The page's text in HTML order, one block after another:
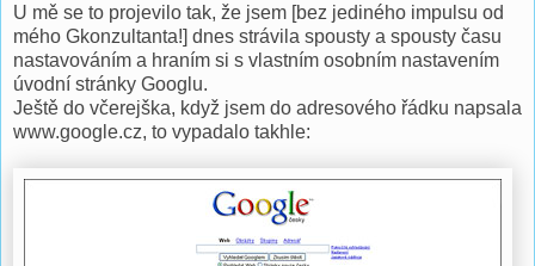
U mě se to projevilo tak, že jsem [bez jediného impulsu od
mého Gkonzultanta!] dnes strávila spousty a spousty času
nastavováním a hraním si s vlastním osobním nastavením
úvodní stránky Googlu.
Ještě do včerejška, když jsem do adresového řádku napsala
www.google.cz, to vypadalo takhle: